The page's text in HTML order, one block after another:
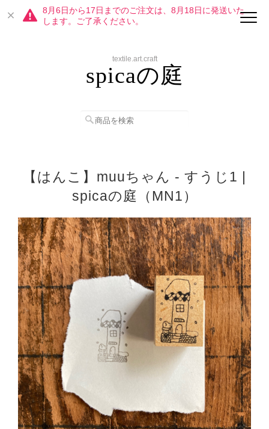
8月6日から17日までのご注文は、8月18日に発送いた
します。ご了承ください。
textile.art.craft
spicaの庭
【はんこ】muuちゃん - すうじ1 |
spicaの庭（MN1）